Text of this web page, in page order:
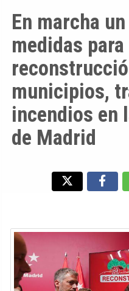
En marcha
medidas para
municipios,
incendios en
de Madrid